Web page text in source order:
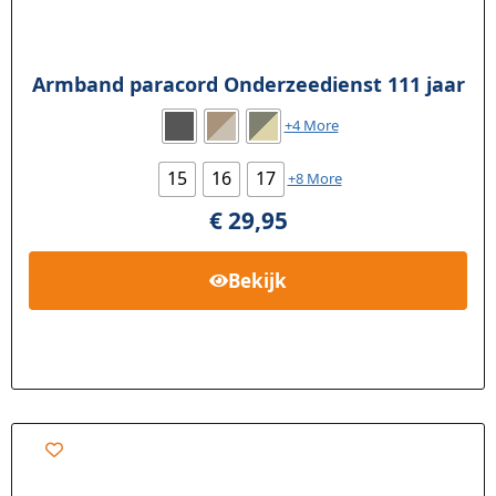
Armband paracord Onderzeedienst 111 jaar
+4 More
15 16 17 +8 More
€29,95
Bekijk